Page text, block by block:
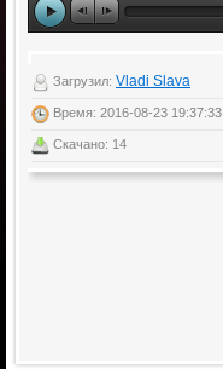
Загрузил: Vladi Slava
Время: 2016-08-23 19:37:33
Скачано: 14